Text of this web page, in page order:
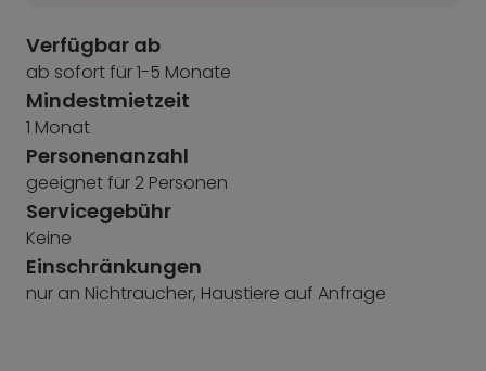
Verfügbar ab
ab sofort für 1-5 Monate
Mindestmietzeit
1 Monat
Personenanzahl
geeignet für 2 Personen
Servicegebühr
Keine
Einschränkungen
nur an Nichtraucher, Haustiere auf Anfrage